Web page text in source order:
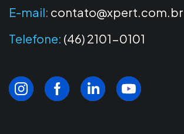
E-mail: contato@xpert.com.br
Telefone: (46) 2101-0101